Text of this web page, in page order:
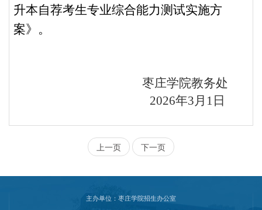
升本自荐考生专业综合能力测试实施方
案》。
枣庄学院教务处
2026年3月1日
上一页 下一页
主办单位：枣庄学院招生办公室